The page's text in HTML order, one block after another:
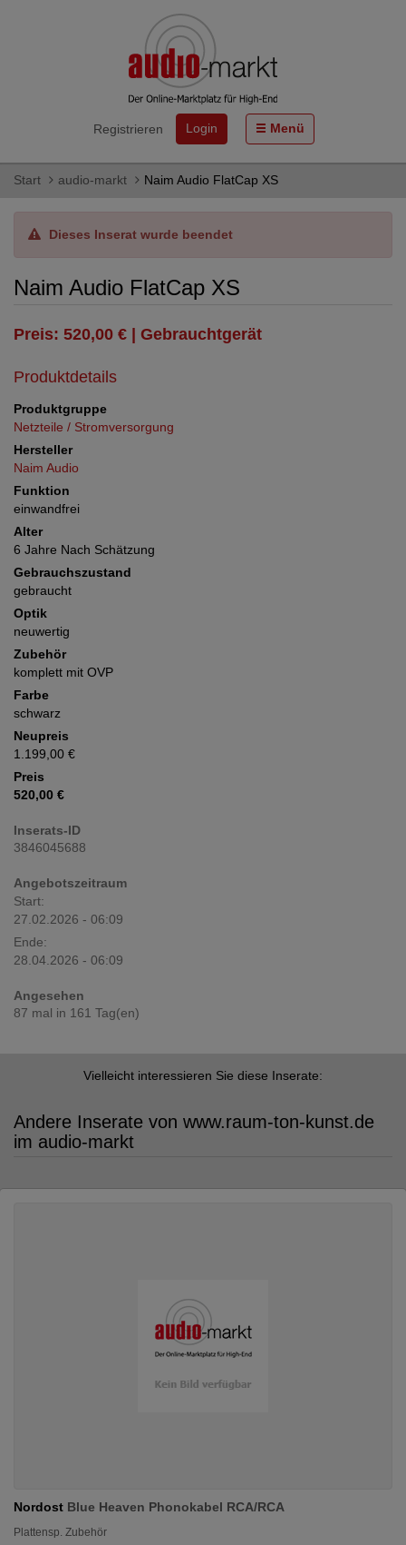
Registrieren Login Menü
Start audio-markt Naim Audio FlatCap XS
Dieses Inserat wurde beendet
Naim Audio FlatCap XS
Preis: 520,00 € | Gebrauchtgerät
Produktdetails
Produktgruppe
Netzteile / Stromversorgung
Hersteller
Naim Audio
Funktion
einwandfrei
Alter
6 Jahre Nach Schätzung
Gebrauchszustand
gebraucht
Optik
neuwertig
Zubehör
komplett mit OVP
Farbe
schwarz
Neupreis
1.199,00 €
Preis
520,00 €
Inserats-ID
3846045688
Angebotszeitraum
Start:
27.02.2026 - 06:09
Ende:
28.04.2026 - 06:09
Angesehen
87 mal in 161 Tag(en)
Vielleicht interessieren Sie diese Inserate:
Andere Inserate von www.raum-ton-kunst.de
im audio-markt
Nordost Blue Heaven Phonokabel RCA/RCA
Plattensp. Zubehör